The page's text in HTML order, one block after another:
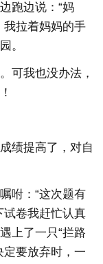
跑边说：“妈
我拉着妈妈的手
。
可我也没办法，
绩提高了，对自
咐：“这次题有
卷我赶忙认真
上了一只“拦路
定要放弃时，一